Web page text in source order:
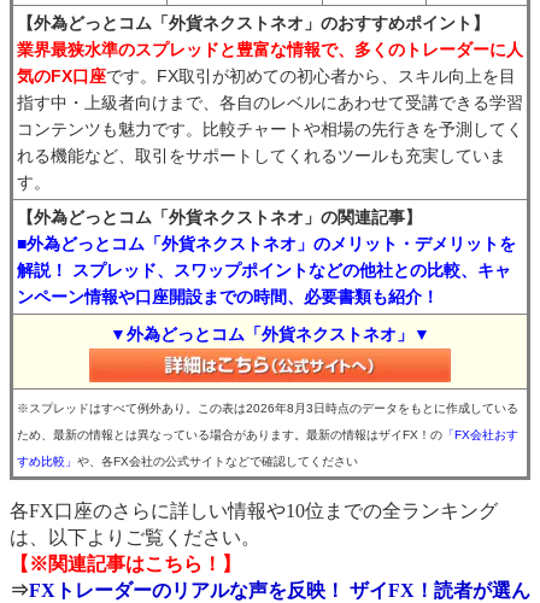
【外為どっとコム「外貨ネクストネオ」のおすすめポイント】
業界最狭水準のスプレッドと豊富な情報で、多くのトレーダーに人
気のFX口座です。FX取引が初めての初心者から、スキル向上を目
指す中・上級者向けまで、各自のレベルにあわせて受講できる学習
コンテンツも魅力です。比較チャートや相場の先行きを予測してく
れる機能など、取引をサポートしてくれるツールも充実していま
す。
【外為どっとコム「外貨ネクストネオ」の関連記事】
■外為どっとコム「外貨ネクストネオ」のメリット・デメリットを
解説！ スプレッド、スワップポイントなどの他社との比較、キャ
ンペーン情報や口座開設までの時間、必要書類も紹介！
▼外為どっとコム「外貨ネクストネオ」▼
※スプレッドはすべて例外あり。この表は2026年8月3日時点のデータをもとに作成している
ため、最新の情報とは異なっている場合があります。最新の情報はザイFX！の 「FX会社おす
すめ比較」 や、各FX会社の公式サイトなどで確認してください
各FX口座のさらに詳しい情報や10位までの全ランキング
は、以下よりご覧ください。
【※関連記事はこちら！】
⇒FXトレーダーのリアルな声を反映！ ザイFX！読者が選ん